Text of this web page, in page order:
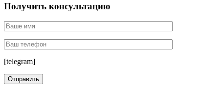
Получить консультацию
[telegram]